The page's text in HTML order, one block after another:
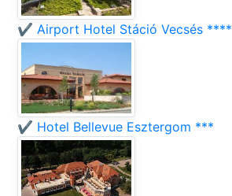
✔️ Airport Hotel Stáció Vecsés ****
✔️ Hotel Bellevue Esztergom ***